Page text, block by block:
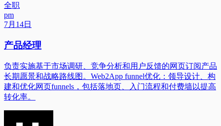
全职
pm
7月14日
产品经理
负责实施基于市场调研、竞争分析和用户反馈的网页订阅产品
长期愿景和战略路线图。Web2App funnel优化：领导设计、构
建和优化网页funnels，包括落地页、入门流程和付费墙以提高
转化率。